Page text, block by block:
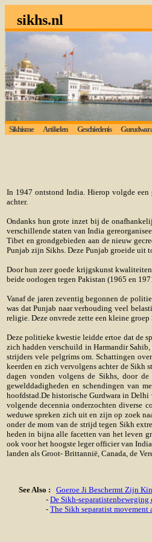
sikhs.nl
Sikhisme Artikelen Geschiedenis
In 1947 ontstond India. Hierop volgde
achter.
Ondanks hun grote inzet bij de
verschillende staten van India
Tibet en grondgebieden aan de nieuw
Punjab zijn Sikhs. Deze Punjab groeide uit
Door hun zeer goede krijgskunst
beide oorlogen tegen Pakistan (1965 en
Vanaf de jaren zeventig begonnen de
was dat Punjab naar verhouding veel
religie. Deze onvrede zette een kleine
Deze politieke kwestie leidde ertoe dat de
zich hadden verschuild in Harmandir
strijders vele pelgrims om. Schattingen
keerden en zich vervolgens achter de Sikh
dagen vonden volgens de Sikhs, door
gewelddadigheden en schendingen van
hoofdstad.De historische Gurdwara in
volgende decennia onderzochten diverse
weduwe spreken zich uit en zijn op zoek
onder de mom van de strijd tegen Sikh
heden in bijna alle facetten van het leven
ook voor het hoogste leger officier van
landen als Groot- Brittannië, Canada, de
See Also :
Goeroe Ji Beschermt Zijn
- De Sikh-
- The Sikh separatist movement